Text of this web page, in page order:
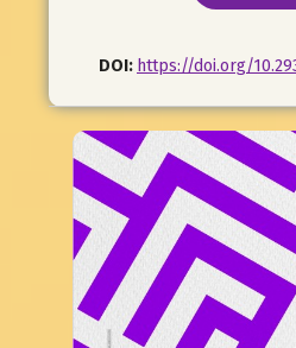
DOI: https://doi.org/